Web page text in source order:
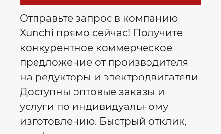
Отправьте запрос в компанию
Xunchi прямо сейчас! Получите
конкурентное коммерческое
предложение от производителя
на редукторы и электродвигатели.
Доступны оптовые заказы и
услуги по индивидуальному
изготовлению. Быстрый отклик,